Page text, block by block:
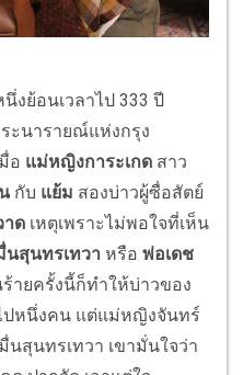
ย้อนเวลาไป 333 ปี
ะนารายณ์แห่งกรุง
อ แม่หญิงการะเกด สาว
กับ แย้ม สองบ่าวผู้ซื่อสัตย์
ด เหตุเพราะไม่พอใจที่เห็น
นสุนทรเทวา หรือ พ่อเดช
ายครั้งนี้ก็ทำให้บ่าวของ
หนึ่งคน แต่แม่หญิงจันทร์
สุนทรเทวา เขามั่นใจว่า